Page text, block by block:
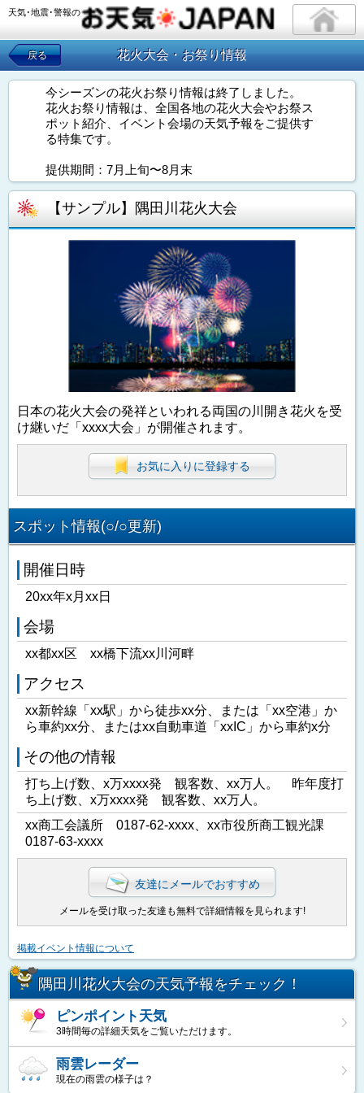
天気･地震･警報の
戻る 花火大会・お祭り情報
今シーズンの花火お祭り情報は終了しました。
花火お祭り情報は、全国各地の花火大会やお祭ス
ポット紹介、イベント会場の天気予報をご提供す
る特集です。
提供期間：7月上旬〜8月末
【サンプル】隅田川花火大会
日本の花火大会の発祥といわれる両国の川開き花火を受
け継いだ「xxxx大会」が開催されます。
お気に入りに登録する
スポット情報(○/○更新)
開催日時
20xx年x月xx日
会場
xx都xx区 xx橋下流xx川河畔
アクセス
xx新幹線「xx駅」から徒歩xx分、または「xx空港」か
ら車約xx分、またはxx自動車道「xxIC」から車約x分
その他の情報
打ち上げ数、x万xxxx発 観客数、xx万人。 昨年度打
ち上げ数、x万xxxx発 観客数、xx万人。
xx商工会議所 0187-62-xxxx、xx市役所商工観光課
0187-63-xxxx
友達にメールでおすすめ
メールを受け取った友達も無料で詳細情報を見られます!
掲載イベント情報について
隅田川花火大会の天気予報をチェック！
ピンポイント天気
3時間毎の詳細天気をご覧いただけます。
雨雲レーダー
現在の雨雲の様子は？